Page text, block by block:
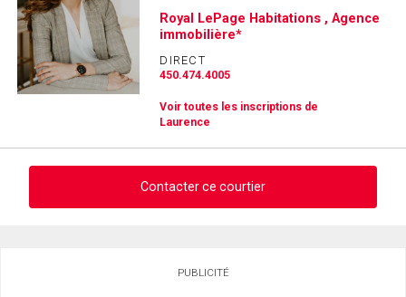
Royal LePage Habitations , Agence
immobilière*
DIRECT
450.474.4005
Voir toutes les inscriptions de
Laurence
Contacter ce courtier
PUBLICITÉ